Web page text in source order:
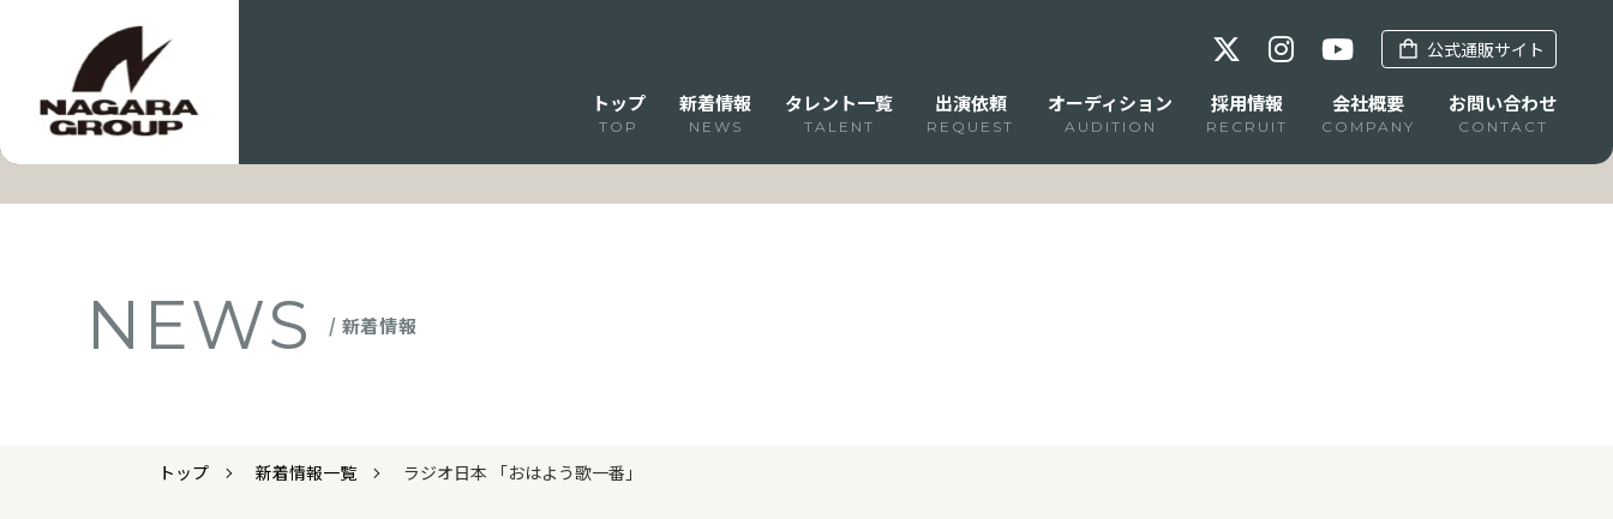
公式通販サイト
トップ
TOP
新着情報
NEWS
タレント一覧
TALENT
出演依頼
REQUEST
オーディション
AUDITION
採用情報
RECRUIT
会社概要
COMPANY
お問い合わせ
CONTACT
NEWS / 新着情報
トップ 新着情報一覧 ラジオ日本 「おはよう歌一番」